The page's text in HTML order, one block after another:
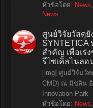
หัวข้อโดย: News,
News
ศูนย์วิจัยวัสดุยั่
สำคัญ เพื่อเร่
รีไซเคิลไนล
[img] ศูนย์วิจัยวัส
CMD) ณ มิชลิน อิ
Innovation Park
หัวข้อโดย: News,